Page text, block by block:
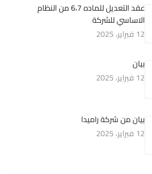
عقد التعديل للماده 6،7 من النظام
الاساسي للشركة
12 فبراير، 2025
بيان
12 فبراير، 2025
بيان من شركة راميدا
12 فبراير، 2025